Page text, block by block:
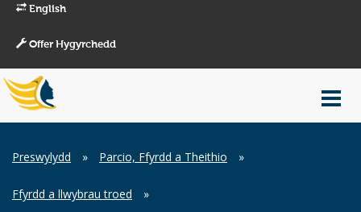
English
Offer Hygyrchedd
Main
Menu
Breadcrumb
Preswylydd » Parcio, Ffyrdd a Theithio »
Ffyrdd a llwybrau troed
»